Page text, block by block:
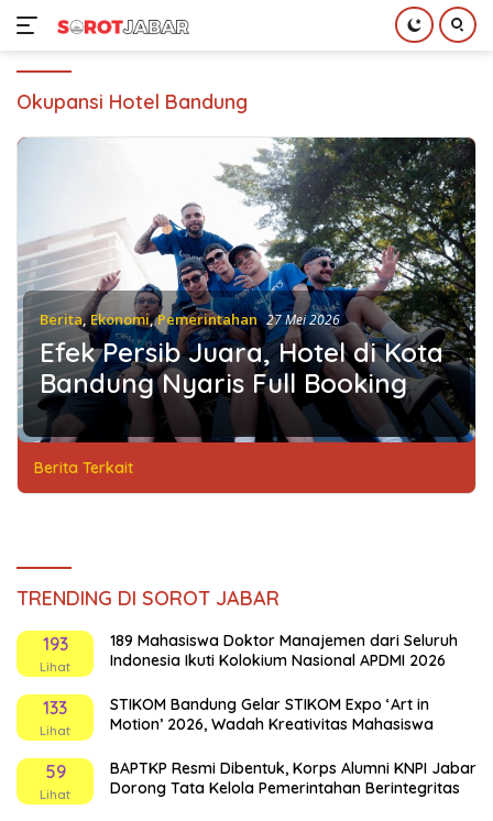
konten
Okupansi Hotel Bandung
Berita,Ekonomi,Pemerintahan 27 Mei 2026
Efek Persib Juara, Hotel di Kota
Bandung Nyaris Full Booking
Berita Terkait
TRENDING DI SOROT JABAR
193
Lihat
189 Mahasiswa Doktor Manajemen dari Seluruh
Indonesia Ikuti Kolokium Nasional APDMI 2026
133
Lihat
STIKOM Bandung Gelar STIKOM Expo ‘Art in
Motion’ 2026, Wadah Kreativitas Mahasiswa
59
Lihat
BAPTKP Resmi Dibentuk, Korps Alumni KNPI Jabar
Dorong Tata Kelola Pemerintahan Berintegritas